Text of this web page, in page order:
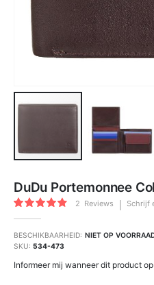
het
begin
van
de
afbeeldingen-
DuDu Portemonnee
Waardering:
90
% of100
2 Reviews Schrijf
BESCHIKBAARHEID: NIET OP
SKU 534-473
Informeer mij wanneer dit product